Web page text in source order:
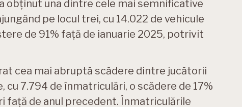
obținut una dintre cele mai semnificative
pe locul trei, cu 14.022 de vehicule
de 91% față de ianuarie 2025, potrivit
cea mai abruptă scădere dintre jucătorii
cu 7.794 de înmatriculări, o scădere de 17%
față de anul precedent. Înmatriculările